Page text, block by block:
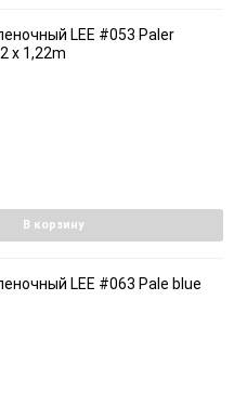
LEE #053 Paler
x 1,22m
В корзину
LEE #063 Pale blue